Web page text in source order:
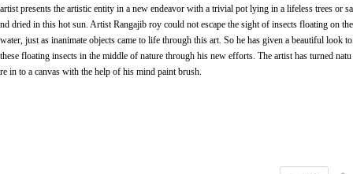
artist presents the artistic entity in a new endeavor with a trivial pot lying in a lifeless trees or sa
nd dried in this hot sun. Artist Rangajib roy could not escape the sight of insects floating on the
water, just as inanimate objects came to life through this art. So he has given a beautiful look to
these floating insects in the middle of nature through his new efforts. The artist has turned natu
re in to a canvas with the help of his mind paint brush.